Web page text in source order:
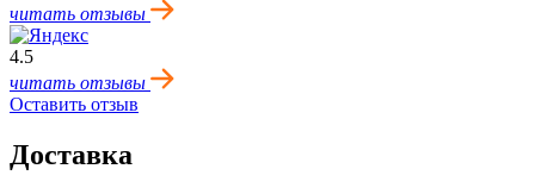
читать отзывы
4.5
читать отзывы
Оставить отзыв
Доставка